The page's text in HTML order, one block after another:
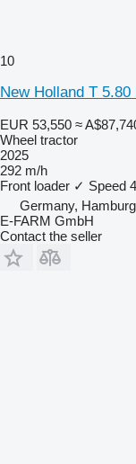
10
New Holland T 5.80
EUR 53,550 ≈
Wheel tractor
2025
292 m/h
Front loader ✓ Speed
Germany, Hamburg
E-FARM GmbH
Contact the seller